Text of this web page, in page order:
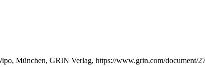
München, GRIN Verlag, https://www.grin.com/document/